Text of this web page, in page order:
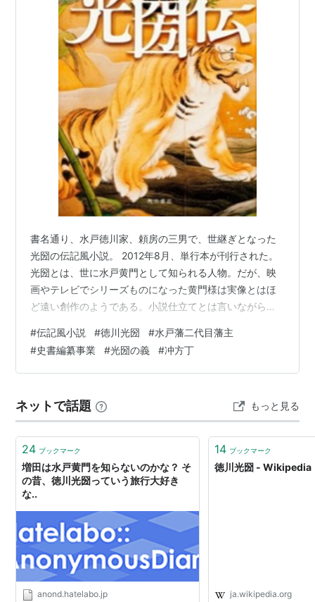
水に不自由していました。光圀公は住民の困窮を
救おうと山寺水道の建設に着手しました。 光圀
公といえば、「水戸黄門漫遊記」とか「大日本
史」とか、精神面でのリーダーとして受けとめら
れがちですが、こうした「地域基礎整備」にも力
を注だ事実を忘れてはなりません。
「大日本史」編纂の過程で招かれた学者の浅賀格兵衛
と佐々介三郎がモデル
書名通り、水戸徳川家、頼房の三男で、世継ぎとなった
光圀の伝記風小説。 2012年8月、単行本が刊行された。
光圀とは、世に水戸黄門として知られる人物。だが、映
画やテレビでシリーズものになった黄門様は実像とはほ
ど遠い創作のようである。小説仕立てとは言いながら、
っと知った次第。 史実に基づきながら、作者の想像力が
奔放に羽ばたいた作品ではないかとは思う。 751ページ
という長編だが、一気に最後まで飽きさせずに読ませて
つの軸が並行して進みながら絡み合っていく。 一つの軸
は「明窓浄机」という見出しで、水…
#伝記風小説 #徳川光圀 #水戸藩二代目藩主
#史書編纂事業 #光圀の義 #冲方丁
ネットで話題 もっと見る
24 ブックマーク
増田は水戸黄門を知らないのかな？ そ
の昔、徳川光圀っていう旅行大好き
な..
anond.hatelabo.jp
14 ブックマーク
徳川光圀 - Wikipedia
ja.wikipedia.org